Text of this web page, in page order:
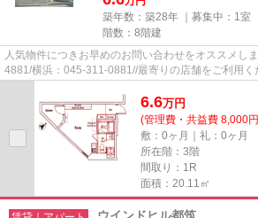
築年数：築28年 ｜募集中： 1室
階数：8階建
人気物件につきお早めのお問い合わせをオススメし
4881/横浜：045-311-0881//最寄りの店舗をご利用
6.6万円
(管理費・共益費 8,000
敷：0ヶ月｜礼：0ヶ月
所在階：3階
間取り：1R
面積：20.11㎡